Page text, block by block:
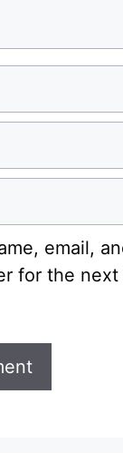
email,
for the next